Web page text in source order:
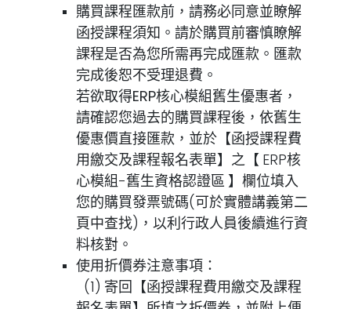
購買課程匯款前，請務必同意並瞭解
函授課程須知。請於購買前審慎瞭解
課程是否為您所需再完成匯款。匯款
完成後恕不受理退費。
若欲取得ERP核心模組舊生優惠者，
請確認您過去的購買課程後，依舊生
優惠價直接匯款，並於【函授課程費
用繳交及課程報名表單】之【 ERP核
心模組-舊生資格認證區 】欄位填入
您的購買發票號碼(可於實體講義第二
頁中查找)，以利行政人員後續進行資
料核對。
使用折價券注意事項：
(1) 寄回【函授課程費用繳交及課程